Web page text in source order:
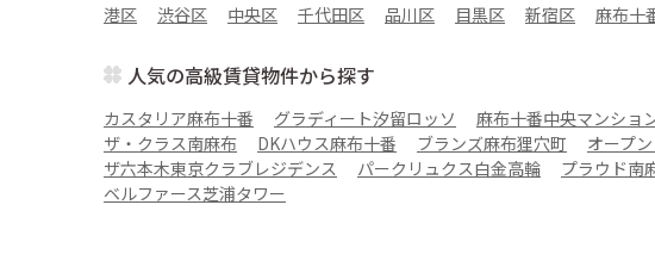
港区 渋谷区 中央区 千代田区 品川区 目黒区 新宿区 麻布十
人気の高級賃貸物件から探す
カスタリア麻布十番 グラディート汐留ロッソ 麻布十番中央マンショ
ザ・クラス南麻布
DKハウス麻布十番 ブランズ麻布狸穴町 オープ
ザ六本木東京クラブレジデンス
パークリュクス白金高輪 プラウド南
ベルファース芝浦タワー